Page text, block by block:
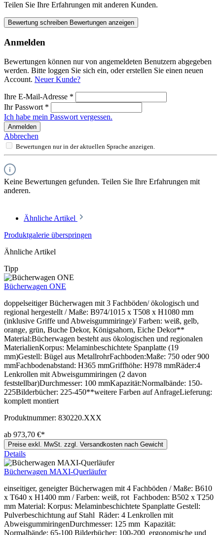
Teilen Sie Ihre Erfahrungen mit anderen Kunden.
Bewertung schreiben Bewertungen anzeigen
Anmelden
Bewertungen können nur von angemeldeten Benutzern abgegeben
werden. Bitte loggen Sie sich ein, oder erstellen Sie einen neuen
Account. Neuer Kunde?
Ihre E-Mail-Adresse *
Ihr Passwort *
Ich habe mein Passwort vergessen.
Anmelden
Abbrechen
Bewertungen nur in der aktuellen Sprache anzeigen.
Keine Bewertungen gefunden. Teilen Sie Ihre Erfahrungen mit
anderen.
Ähnliche Artikel
Produktgalerie überspringen
Ähnliche Artikel
Tipp
Bücherwagen ONE
doppelseitiger Bücherwagen mit 3 Fachböden/ ökologisch und
regional hergestellt / Maße: B974/1015 x T508 x H1080 mm
(inklusive Griffe und Abweisgummiringe)/ Farben: weiß, gelb,
orange, grün, Buche Dekor, Königsahorn, Eiche Dekor**
Material:Bücherwagen besteht aus ökologischen und regionalen
MaterialienKorpus: Melaminbeschichtete Spanplatte (19
mm)Gestell: Bügel aus MetallrohrFachboden:Maße: 750 oder 900
mmFachbodenabstand: H365 mmGriffhöhe: H978 mmRäder:4
Lenkrollen mit Abweisgummiringen (2 davon
feststellbar)Durchmesser: 100 mmKapazität:Normalbände: 150-
225Bilderbücher: 225-450**weitere Farben auf AnfrageLieferung:
komplett montiert
Produktnummer: 830220.XXX
ab 973,70 €*
Preise exkl. MwSt. zzgl. Versandkosten nach Gewicht
Details
Bücherwagen MAXI-Querläufer
einseitiger, geneigter Bücherwagen mit 4 Fachböden / Maße: B610
x T640 x H1400 mm / Farben: weiß, rot Fachboden: B502 x T250
mm Material: Korpus: Melaminbeschichtete Spanplatte Gestell:
Pulverbeschichtung auf Stahl Räder: 4 Lenkrollen mit
AbweisgummiringenDurchmesser: 125 mm Kapazität:
Normalbände: 65-100 Bilderbücher: 100-200 ergonomische und